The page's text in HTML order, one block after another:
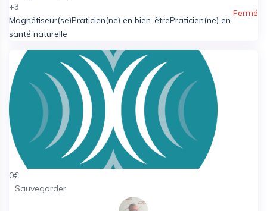
+3
Magnétiseur(se)Praticien(ne) en bien-êtrePraticien(ne) en
santé naturelle
Fermé
0€
Sauvegarder